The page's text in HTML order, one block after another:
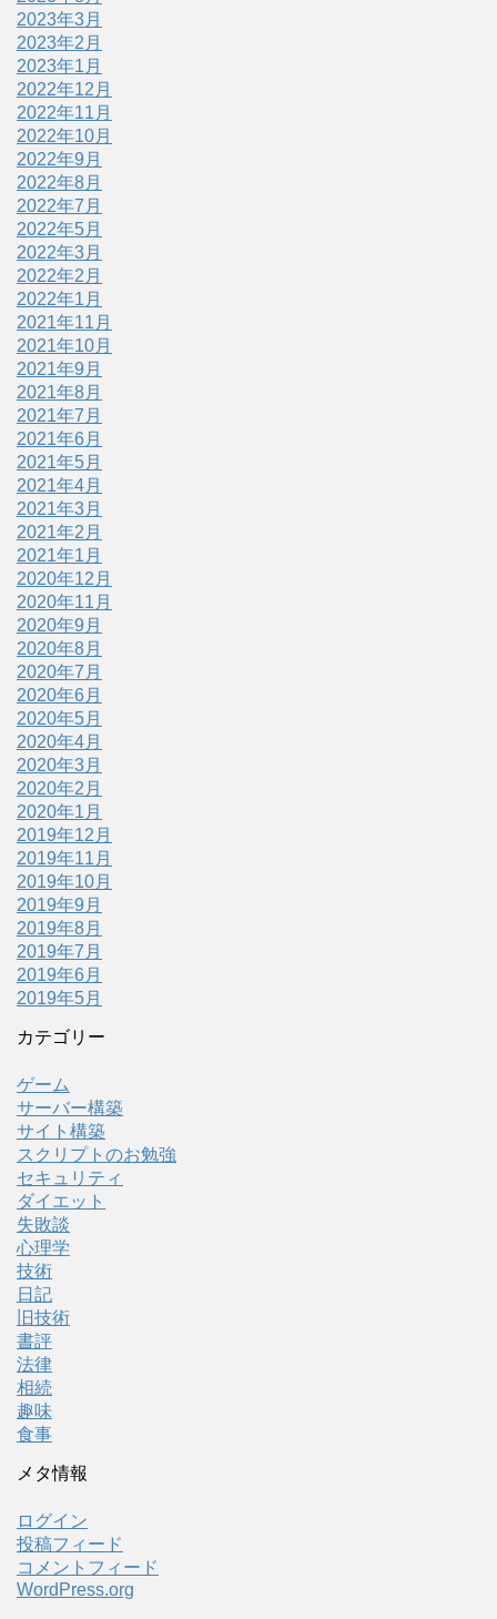
2023年3月
2023年2月
2023年1月
2022年12月
2022年11月
2022年10月
2022年9月
2022年8月
2022年7月
2022年5月
2022年3月
2022年2月
2022年1月
2021年11月
2021年10月
2021年9月
2021年8月
2021年7月
2021年6月
2021年5月
2021年4月
2021年3月
2021年2月
2021年1月
2020年12月
2020年11月
2020年9月
2020年8月
2020年7月
2020年6月
2020年5月
2020年4月
2020年3月
2020年2月
2020年1月
2019年12月
2019年11月
2019年10月
2019年9月
2019年8月
2019年7月
2019年6月
2019年5月
カテゴリー
ゲーム
サーバー構築
サイト構築
スクリプトのお勉強
セキュリティ
ダイエット
失敗談
心理学
技術
日記
旧技術
書評
法律
相続
趣味
食事
メタ情報
ログイン
投稿フィード
コメントフィード
WordPress.org